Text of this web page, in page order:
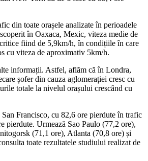
din toate orașele analizate în perioadele
în Oaxaca, Mexic, viteza medie de
fiind de 5,9km/h, în condițiile în care
cu viteza de aproximativ 5km/h.
informații. Astfel, aflăm că în Londra,
șofer din cauza aglomerației cresc cu
totale la nivelul orașului crescând cu
Francisco, cu 82,6 ore pierdute în trafic
pierdute. Urmează Sao Paulo (77,2 ore),
(71,1 ore), Atlanta (70,8 ore) și
toate rezultatele studiului realizat de